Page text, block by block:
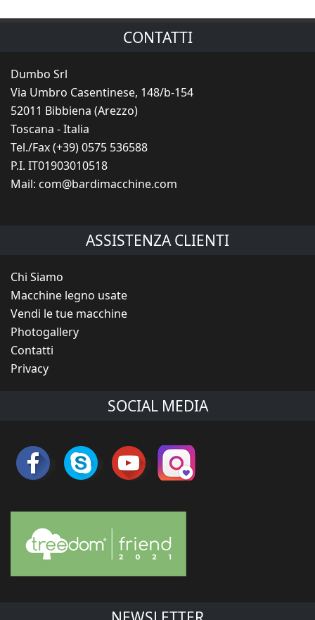
CONTATTI
Dumbo Srl
Via Umbro Casentinese, 148/b-154
52011 Bibbiena (Arezzo)
Toscana - Italia
Tel./Fax (+39) 0575 536588
P.I. IT01903010518
Mail: com@bardimacchine.com
ASSISTENZA CLIENTI
Chi Siamo
Macchine legno usate
Vendi le tue macchine
Photogallery
Contatti
Privacy
SOCIAL MEDIA